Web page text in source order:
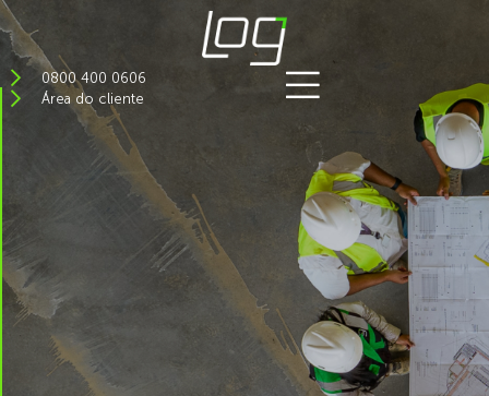
0800 400 0606
Área do cliente